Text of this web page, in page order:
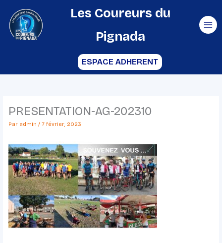
contenu
Les Coureurs du
Pignada
ESPACE ADHERENT
PRESENTATION-AG-202310
Par admin / 7 février, 2023